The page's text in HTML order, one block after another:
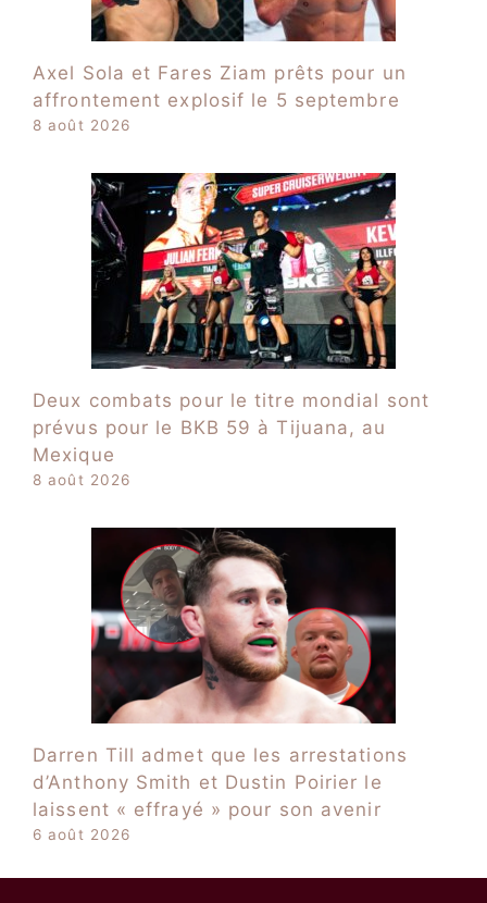
Axel Sola et Fares Ziam prêts pour un
affrontement explosif le 5 septembre
8 août 2026
Deux combats pour le titre mondial sont
prévus pour le BKB 59 à Tijuana, au
Mexique
8 août 2026
Darren Till admet que les arrestations
d’Anthony Smith et Dustin Poirier le
laissent « effrayé » pour son avenir
6 août 2026